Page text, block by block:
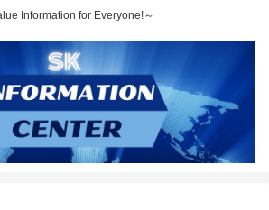
Information for Everyone!～